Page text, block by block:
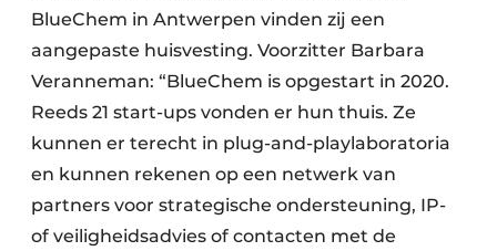
BlueChem in Antwerpen vinden zij een
aangepaste huisvesting. Voorzitter Barbara
Veranneman: “BlueChem is opgestart in 2020.
Reeds 21 start-ups vonden er hun thuis. Ze
kunnen er terecht in plug-and-playlaboratoria
en kunnen rekenen op een netwerk van
partners voor strategische ondersteuning, IP-
of veiligheidsadvies of contacten met de